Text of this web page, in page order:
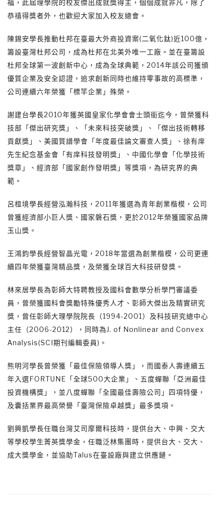
福，此屆理學院的校友傑出成就獎得主，個個成就非凡，除了
恭禧得獎者外，也歡迎大家加入校友總會。
陳錫安學長推動杜邦在臺最大外商投資案(二氧化鈦)近100億，
籌設臺灣杜邦公司，成為杜邦在北美外唯一工廠。並在臺籌設
杜邦全球第一波創新中心，成為全球典範，2014年該公司獲頒
優質企業及安全認證，追求創新同時也維持零事故的高標準，
公司連續六年榮獲「標竿企業」殊榮。
謝建台學長2010年獲英國皇家化學會會士頭銜迄今，曾榮獲科
技部「傑出研究獎」、「未來科技突破獎」、「傑出技術轉移
貢獻獎」、美國質譜學會「年度最佳論文審查人獎」、徐有庠
先生紀念基金會「有庠科技發明獎」、中國化學會「化學技術
獎章」、經濟部「國家創作發明獎」等獎項，為研究界的典
範。
呂椬境學長經營泓瀚科技，2011年獲選為青年創業楷模，公司
曾獲經濟部小巨人獎、國家磐石獎，更於2012年榮獲國家品牌
玉山獎。
王鴻鈞學長經營智晶光電，2018年當選為創業楷模，公司更連
續四年榮獲臺灣精品獎，及榮獲全球百大科技研發獎。
林來居學長為彰師大特聘教授及國科會數學分析學門審議委
員，曾榮獲國科會獎勵特殊優秀人才、彰師大傑出及精實研究
獎，曾任彰師大理學院院長（1994-2001）及科技研究總中心
主任（2006-2012），同時為J. of Nonlinear and Convex
Analysis(SCI期刊編輯委員)。
熊明河學長曾榮獲「最佳保險領導人獎」，而國泰人壽連續五
年入選FORTUNE「全球500大企業」、五度蟬聯「亞洲最佳
投資機構獎」，並八度蟬聯「全國最佳壽險公司」四項特優，
及囊括業界最高榮譽「臺灣保險卓越獎」最多獎項。
劉興凱學長任職台灣艾司摩爾科技時，提供台大、中興、交大
等學校學生菁英獎學金，任職泛林集團時，提供台大、交大、
成大獎學金，並協助Talus在臺設廠與建立供應鏈。